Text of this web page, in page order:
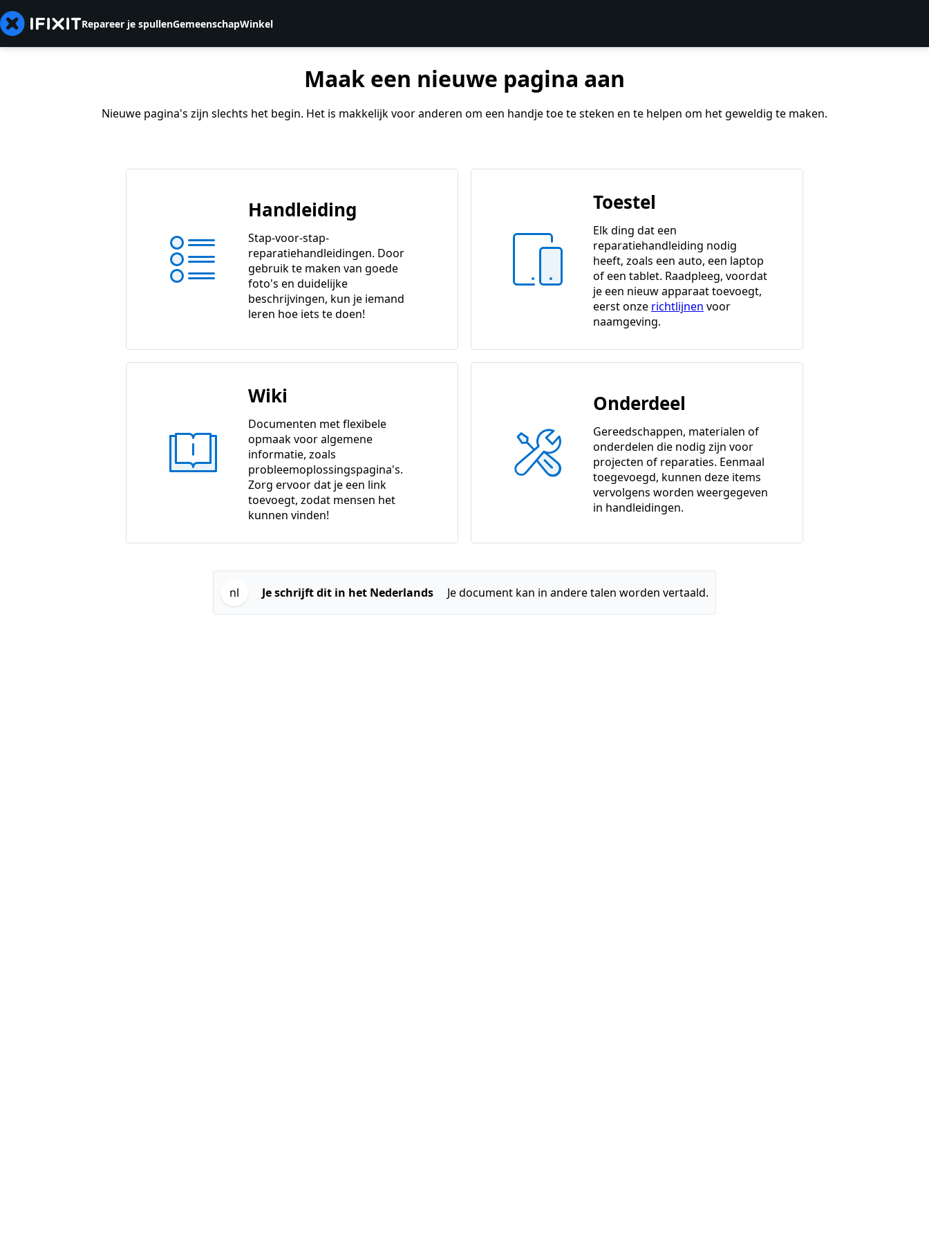
Repareer je spullenGemeenschapWinkel
Maak een nieuwe pagina aan
Nieuwe pagina's zijn slechts het begin. Het is makkelijk voor anderen om een handje toe te steken en te helpen om het geweldig te maken.
Handleiding
Stap-voor-stap-
reparatiehandleidingen. Door
gebruik te maken van goede
foto's en duidelijke
beschrijvingen, kun je iemand
leren hoe iets te doen!
Toestel
Elk ding dat een
reparatiehandleiding nodig
heeft, zoals een auto, een laptop
of een tablet. Raadpleeg, voordat
je een nieuw apparaat toevoegt,
eerst onze richtlijnen voor
naamgeving.
Wiki
Documenten met flexibele
opmaak voor algemene
informatie, zoals
probleemoplossingspagina's.
Zorg ervoor dat je een link
toevoegt, zodat mensen het
kunnen vinden!
Onderdeel
Gereedschappen, materialen of
onderdelen die nodig zijn voor
projecten of reparaties. Eenmaal
toegevoegd, kunnen deze items
vervolgens worden weergegeven
in handleidingen.
nl Je schrijft dit in het Nederlands Je document kan in andere talen worden vertaald.